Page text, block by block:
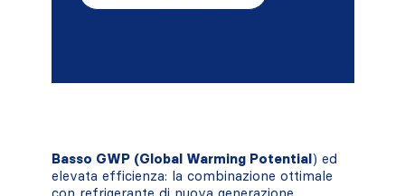
Basso GWP (Global Warming Potential) ed
elevata efficienza: la combinazione ottimale